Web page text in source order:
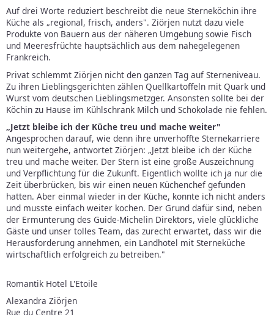
Auf drei Worte reduziert beschreibt die neue Sterneköchin ihre
Küche als „regional, frisch, anders". Ziörjen nutzt dazu viele
Produkte von Bauern aus der näheren Umgebung sowie Fisch
und Meeresfrüchte hauptsächlich aus dem nahegelegenen
Frankreich.
Privat schlemmt Ziörjen nicht den ganzen Tag auf Sterneniveau.
Zu ihren Lieblingsgerichten zählen Quellkartoffeln mit Quark und
Wurst vom deutschen Lieblingsmetzger. Ansonsten sollte bei der
Köchin zu Hause im Kühlschrank Milch und Schokolade nie fehlen.
„Jetzt bleibe ich der Küche treu und mache weiter"
Angesprochen darauf, wie denn ihre unverhoffte Sternekarriere
nun weitergehe, antwortet Ziörjen: „Jetzt bleibe ich der Küche
treu und mache weiter. Der Stern ist eine große Auszeichnung
und Verpflichtung für die Zukunft. Eigentlich wollte ich ja nur die
Zeit überbrücken, bis wir einen neuen Küchenchef gefunden
hatten. Aber einmal wieder in der Küche, konnte ich nicht anders
und musste einfach weiter kochen. Der Grund dafür sind, neben
der Ermunterung des Guide-Michelin Direktors, viele glückliche
Gäste und unser tolles Team, das zurecht erwartet, dass wir die
Herausforderung annehmen, ein Landhotel mit Sterneküche
wirtschaftlich erfolgreich zu betreiben."
Romantik Hotel L'Etoile
Alexandra Ziörjen
Rue du Centre 21